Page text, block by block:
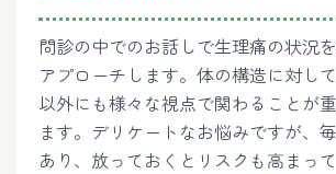
問診の中でのお話しで生理痛の状況
アプローチします。体の構造に対し
以外にも様々な視点で関わることが
ます。デリケートなお悩みですが、
あり、放っておくとリスクも高まって